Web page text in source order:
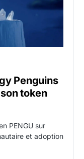
Penguins
token
PENGU sur
et adoption